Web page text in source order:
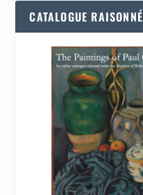
CATALOGUE RAISONNÉ